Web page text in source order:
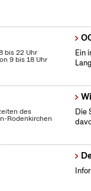
bis 22 Uhr
9 bis 18 Uhr
Ein
des
Rodenkirchen
Die